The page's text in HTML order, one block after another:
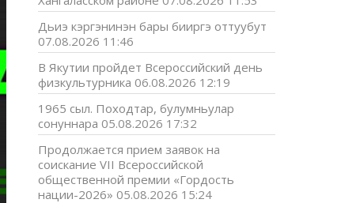
Дьиэ кэргэнинэн бары бииргэ оттуубут
07.08.2026 11:46
В Якутии пройдет Всероссийский день
физкультурника 06.08.2026 12:19
1965 сыл. Походтар, булумньулар
сонуннара 05.08.2026 17:32
Продолжается прием заявок на
соискание VII Всероссийской
общественной премии «Гордость
нации-2026» 05.08.2026 15:24